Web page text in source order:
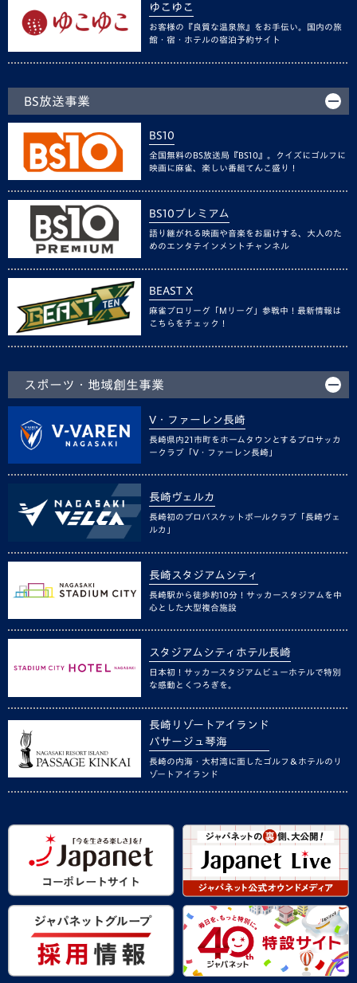
ゆこゆこ
お客様の『良質な温泉旅』をお手伝い。国内の旅
館・宿・ホテルの宿泊予約サイト
BS放送事業
BS10
全国無料のBS放送局『BS10』。クイズにゴルフに
映画に麻雀、楽しい番組てんこ盛り！
BS10プレミアム
語り継がれる映画や音楽をお届けする、大人のた
めのエンタテインメントチャンネル
BEAST X
麻雀プロリーグ「Mリーグ」参戦中！最新情報は
こちらをチェック！
スポーツ・地域創生事業
V・ファーレン長崎
長崎県内21市町をホームタウンとするプロサッカ
ークラブ「V・ファーレン長崎」
長崎ヴェルカ
長崎初のプロバスケットボールクラブ「長崎ヴェ
ルカ」
長崎スタジアムシティ
長崎駅から徒歩約10分！サッカースタジアムを中
心とした大型複合施設
スタジアムシティホテル長崎
日本初！サッカースタジアムビューホテルで特別
な感動とくつろぎを。
長崎リゾートアイランド
パサージュ琴海
長崎の内海・大村湾に面したゴルフ＆ホテルのリ
ゾートアイランド